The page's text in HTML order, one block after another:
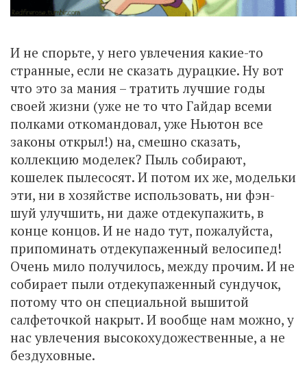
И не спорьте, у него увлечения какие-то
странные, если не сказать дурацкие. Ну вот
что это за мания – тратить лучшие годы
своей жизни (уже не то что Гайдар всеми
полками откомандовал, уже Ньютон все
законы открыл!) на, смешно сказать,
коллекцию моделек? Пыль собирают,
кошелек пылесосят. И потом их же, модельки
эти, ни в хозяйстве использовать, ни фэн-
шуй улучшить, ни даже отдекупажить, в
конце концов. И не надо тут, пожалуйста,
припоминать отдекупаженный велосипед!
Очень мило получилось, между прочим. И не
собирает пыли отдекупаженный сундучок,
потому что он специальной вышитой
салфеточкой накрыт. И вообще нам можно, у
нас увлечения высокохудожественные, а не
бездуховные.